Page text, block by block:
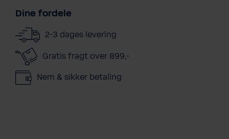
Dine fordele
2-3 dages levering
Gratis fragt over 899,-
Nem & sikker betaling